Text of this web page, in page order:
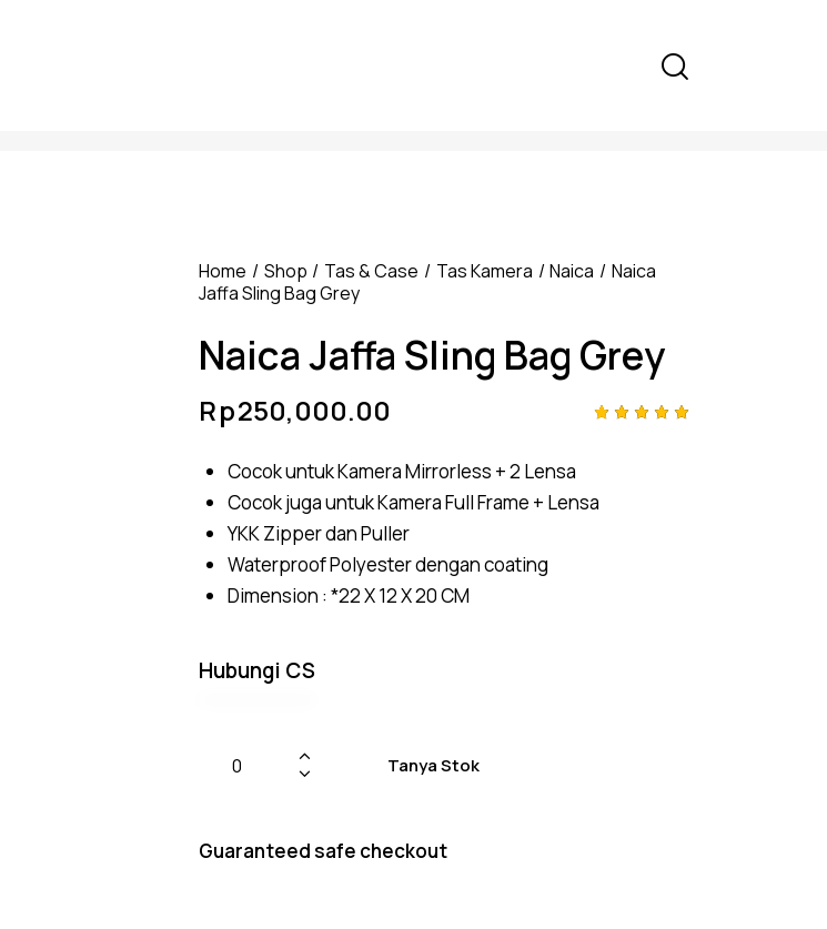
Home Shop Tas & Case Tas Kamera Naica
Naica
Jaffa Sling Bag Grey
Naica Jaffa Sling Bag Grey
on
custome
Rp250,000.00
Cocok untuk Kamera Mirrorless + 2 Lensa
Cocok juga untuk Kamera Full Frame + Lensa
YKK Zipper dan Puller
Waterproof Polyester dengan coating
Dimension : *22 X 12 X 20 CM
Hubungi CS
Tanya Stok
Guaranteed safe checkout